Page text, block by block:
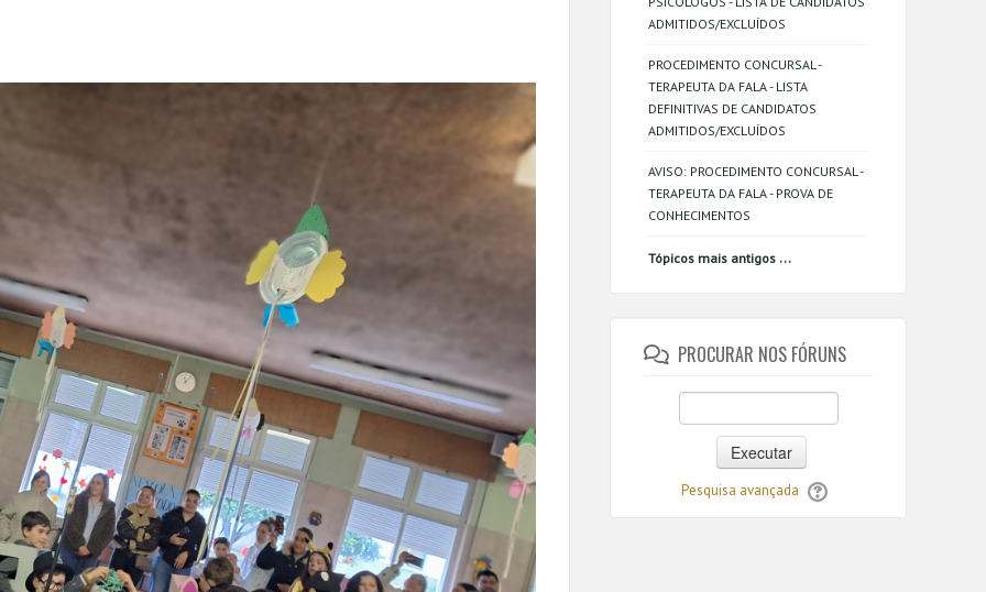
ADMITIDOS/EXCLUÍDOS
PROCEDIMENTO CONCURSAL -
TERAPEUTA DA FALA - LISTA
DEFINITIVAS DE CANDIDATOS
ADMITIDOS/EXCLUÍDOS
AVISO: PROCEDIMENTO CONCURSAL -
TERAPEUTA DA FALA - PROVA DE
CONHECIMENTOS
Tópicos mais antigos ...
PROCURAR NOS FÓRUNS
Executar
Pesquisa avançada